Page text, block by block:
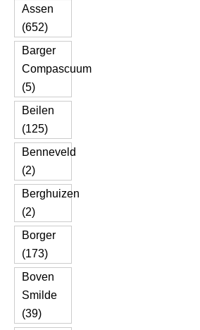
Assen
(652)
Barger
Compascuum
(5)
Beilen
(125)
Benneveld
(2)
Berghuizen
(2)
Borger
(173)
Boven
Smilde
(39)